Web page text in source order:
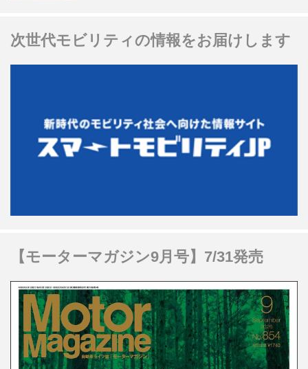
次世代モビリティの情報をお届けします
【モーターマガジン9月号】7/31発売